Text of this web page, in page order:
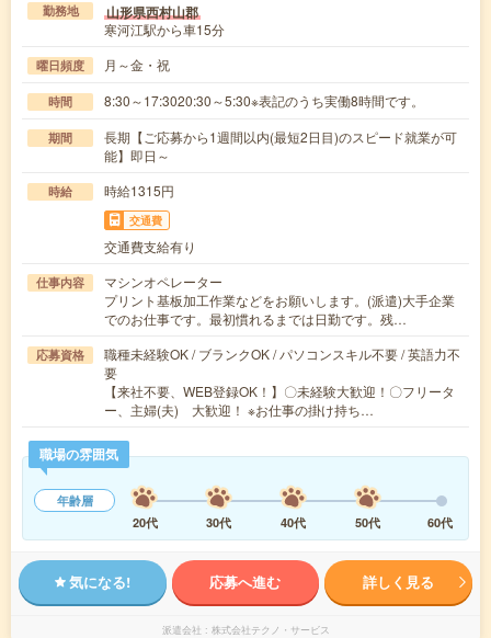
勤務地 山形県西村山郡
寒河江駅から車15分
曜日頻度 月～金・祝
時間 8:30～17:3020:30～5:30※表記のうち実働8時間です。
期間
長期【ご応募から1週間以内(最短2日目)のスピード就業が可
能】即日～
時給 時給1315円
交通費
交通費支給有り
仕事内容
マシンオペレーター
プリント基板加工作業などをお願いします。(派遣)大手企業
でのお仕事です。最初慣れるまでは日勤です。残…
応募資格
職種未経験OK / ブランクOK / パソコンスキル不要 / 英語力不
要
【来社不要、WEB登録OK！】〇未経験大歓迎！〇フリータ
ー、主婦(夫) 大歓迎！ ※お仕事の掛け持ち…
職場の雰囲気
年齢層
20代
30代 40代 50代 60代
気になる! 応募へ進む 詳しく見る
派遣会社 株式会社テクノ・サービス